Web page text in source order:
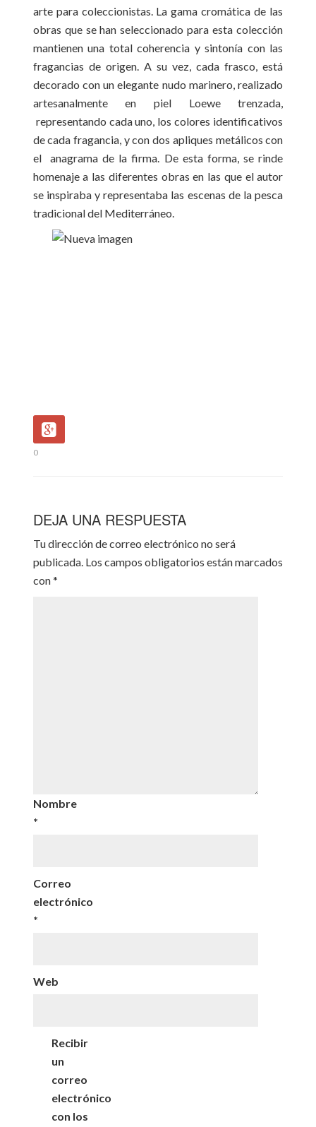
arte para coleccionistas. La gama cromática de las
obras que se han seleccionado para esta colección
mantienen una total coherencia y sintonía con las
fragancias de origen. A su vez, cada frasco, está
decorado con un elegante nudo marinero, realizado
artesanalmente en piel Loewe trenzada,
representando cada uno, los colores identificativos
de cada fragancia, y con dos apliques metálicos con
el anagrama de la firma. De esta forma, se rinde
homenaje a las diferentes obras en las que el autor
se inspiraba y representaba las escenas de la pesca
tradicional del Mediterráneo.
0
DEJA UNA RESPUESTA
Tu dirección de correo electrónico no será
publicada. Los campos obligatorios están marcados
con*
Nombre
*
Correo
electrónico
*
Web
Recibir
un
correo
electrónico
con los